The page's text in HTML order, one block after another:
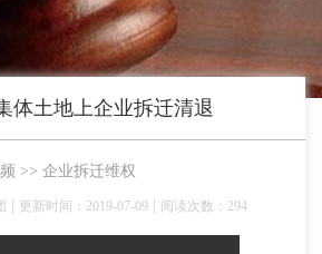
体土地上企业拆迁清退
>> 企业拆迁维权
更新时间：2019-07-09 阅读次数：294